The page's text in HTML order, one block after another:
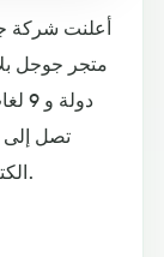
أعلنت شركة
الكتب مبيعًا بسعر لا يتعدى 10 دولارات أمريكية.